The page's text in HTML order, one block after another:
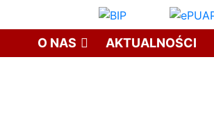
O NAS AKTUALNOŚCI